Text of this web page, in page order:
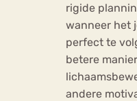
rigide
wanneer het
perfect te
betere
andere